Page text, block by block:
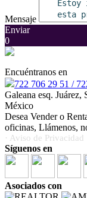
Mensaje
Enviar
0
Encuéntranos en
722 706 29 51 /
Galeana esq.
México
Desea Vender o
oficinas, Llámenos,
· Aviso de Privacidad
Síguenos en
Asociados con